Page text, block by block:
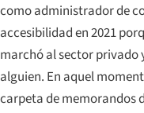
como administrador de
accesibilidad en 2021
marchó al sector privado
alguien. En aquel
carpeta de memorandos